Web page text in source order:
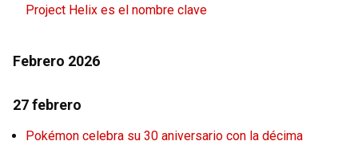
Project Helix es el nombre clave
Febrero 2026
27 febrero
Pokémon celebra su 30 aniversario con la décima